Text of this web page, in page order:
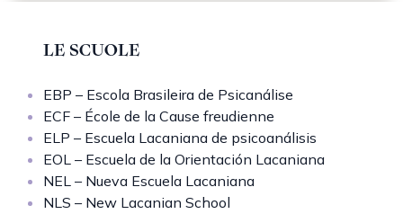
LE SCUOLE
EBP – Escola Brasileira de Psicanálise
ECF – École de la Cause freudienne
ELP – Escuela Lacaniana de psicoanálisis
EOL – Escuela de la Orientación Lacaniana
NEL – Nueva Escuela Lacaniana
NLS – New Lacanian School